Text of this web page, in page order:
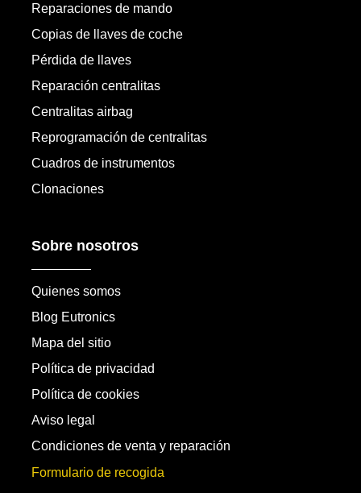
Reparaciones de mando
Copias de llaves de coche
Pérdida de llaves
Reparación centralitas
Centralitas airbag
Reprogramación de centralitas
Cuadros de instrumentos
Clonaciones
Sobre nosotros
Quienes somos
Blog Eutronics
Mapa del sitio
Política de privacidad
Política de cookies
Aviso legal
Condiciones de venta y reparación
Formulario de recogida